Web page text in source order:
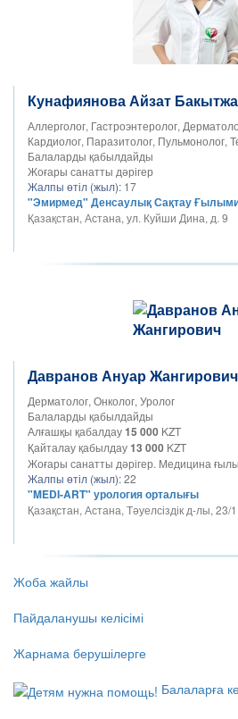
Кунафиянова Айзат
Аллерголог, Гастроэнтеролог,
Кардиолог, Паразитолог, Пульмонолог,
Балаларды қабылдайды
Жоғары санатты дәрігер
Жалпы өтіл (жыл): 17
"Эмирмед" Денсаулық Сақтау
Қазақстан, Астана, ул. Куйши Дина, д. 9
Давранов Ануар Жангирович
Дерматолог, Онколог, Уролог
Балаларды қабылдайды
Алғашқы қабалдау15 000 KZT
Қайталау қабылдау13 000 KZT
Жоғары санатты дәрігер. Медицина
Жалпы өтіл (жыл):22
"MEDI-ART" урология орталығы
Қазақстан, Астана, Тәуелсіздік д-лы, 23/1
Жоба жайлы
Пайдаланушы келісімі
Жарнама берушілерге
Балаларға